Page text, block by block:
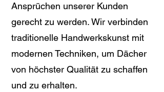
Ansprüchen unserer Kunden
gerecht zu werden. Wir verbinden
traditionelle Handwerkskunst mit
modernen Techniken, um Dächer
von höchster Qualität zu schaffen
und zu erhalten.